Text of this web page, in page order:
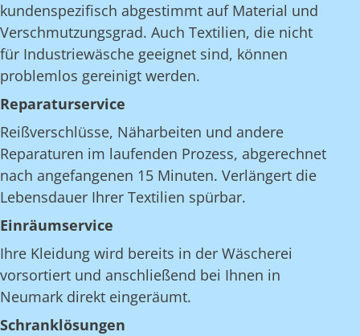
kundenspezifisch abgestimmt auf Material und
Verschmutzungsgrad. Auch Textilien, die nicht
für Industriewäsche geeignet sind, können
problemlos gereinigt werden.
Reparaturservice
Reißverschlüsse, Näharbeiten und andere
Reparaturen im laufenden Prozess, abgerechnet
nach angefangenen 15 Minuten. Verlängert die
Lebensdauer Ihrer Textilien spürbar.
Einräumservice
Ihre Kleidung wird bereits in der Wäscherei
vorsortiert und anschließend bei Ihnen in
Neumark direkt eingeräumt.
Schranklösungen